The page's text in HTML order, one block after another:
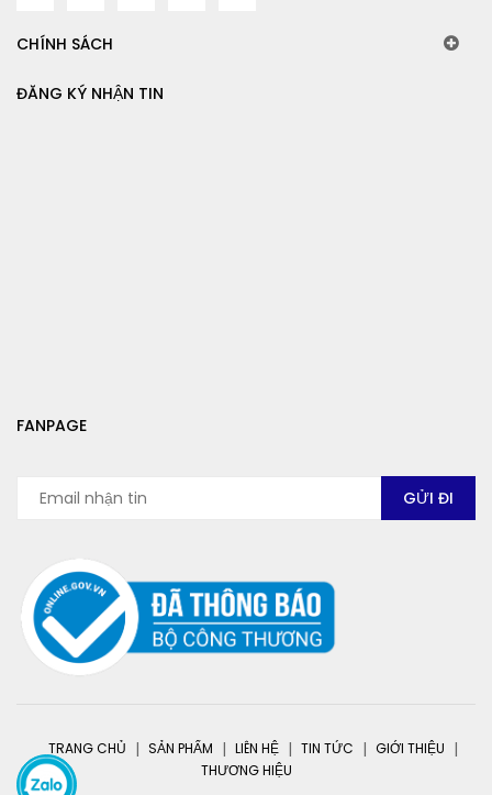
CHÍNH SÁCH
ĐĂNG KÝ NHẬN TIN
FANPAGE
TRANG CHỦ SẢN PHẨM LIÊN HỆ TIN TỨC
GIỚI THIỆU
THƯƠNG HIỆU